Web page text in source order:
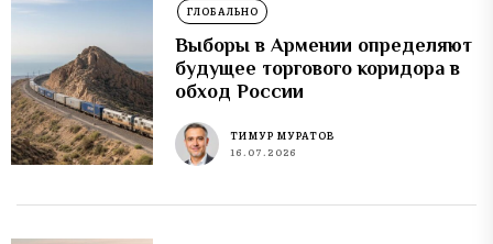
ГЛОБАЛЬНО
Выборы в Армении определяют
будущее торгового коридора в
обход России
ТИМУР МУРАТОВ
16.07.2026